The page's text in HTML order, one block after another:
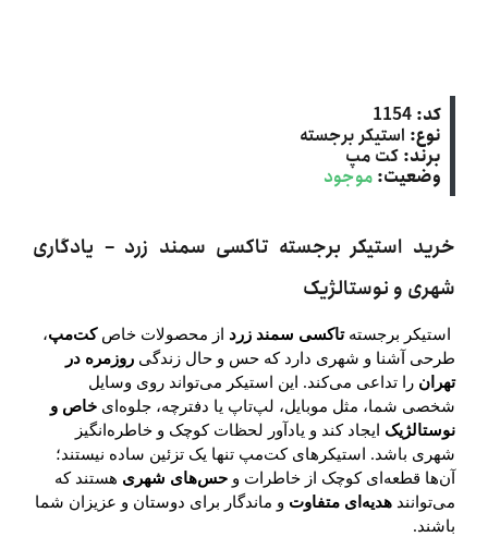
کد: 1154
نوع: استیکر برجسته
برند: کت‌ مپ
وضعیت: موجود
خرید استیکر برجسته تاکسی سمند زرد – یادگاری
شهری و نوستالژیک
استیکر برجسته تاکسی سمند زرد از محصولات خاصکت‌مپ،
طرحی آشنا و شهری دارد که حس و حال زندگی روزمره در
تهران را تداعی می‌کند. این استیکر می‌تواند روی وسایل
شخصی شما، مثل موبایل، لپ‌تاپ یا دفترچه، جلوه‌ای خاص و
نوستالژیک ایجاد کند و یادآور لحظات کوچک و خاطره‌انگیز
شهری باشد. استیکرهای کت‌مپ تنها یک تزئین ساده نیستند؛
آن‌ها قطعه‌ای کوچک از خاطرات و حس‌های شهری هستند که
می‌توانند هدیه‌ای متفاوت و ماندگار برای دوستان و عزیزان شما
باشند.